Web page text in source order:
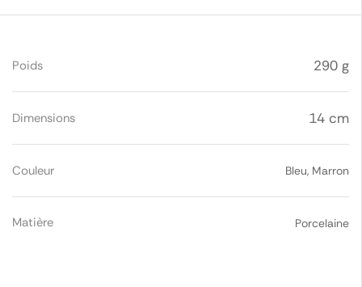
Poids 290 g
Dimensions 14 cm
Couleur Bleu, Marron
Matière Porcelaine